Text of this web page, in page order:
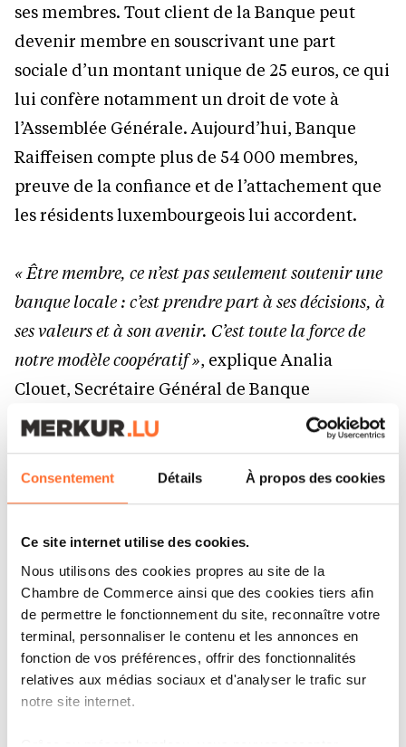
Consentement Détails À propos des cookies
Ce site internet utilise des cookies.
Nous utilisons des cookies propres au site de la
Chambre de Commerce ainsi que des cookies tiers afin
de permettre le fonctionnement du site, reconnaître votre
terminal, personnaliser le contenu et les annonces en
fonction de vos préférences, offrir des fonctionnalités
relatives aux médias sociaux et d'analyser le trafic sur
notre site internet.
ses membres. Tout client de la Banque peut
devenir membre en souscrivant une part
sociale d’un montant unique de 25 euros, ce qui
lui confère notamment un droit de vote à
l’Assemblée Générale. Aujourd’hui, Banque
Raiffeisen compte plus de 54 000 membres,
preuve de la confiance et de l’attachement que
les résidents luxembourgeois lui accordent.
« Être membre, ce n’est pas seulement soutenir une
banque locale : c’est prendre part à ses décisions, à
ses valeurs et à son avenir. C’est toute la force de
notre modèle coopératif », explique Analia
Clouet, Secrétaire Général de Banque
Raiffeisen.
Être membre permet aussi d’accéder à un
programme de fidélité exclusif : les membres
collectent des points à chaque interaction avec
la Banque qu’ils peuvent échanger contre
divers avantages, comme le paiement des
cotisations de leurs cartes bancaires. Une façon
concrète pour la Banque de remercier ses
membres pour leur fidélité.